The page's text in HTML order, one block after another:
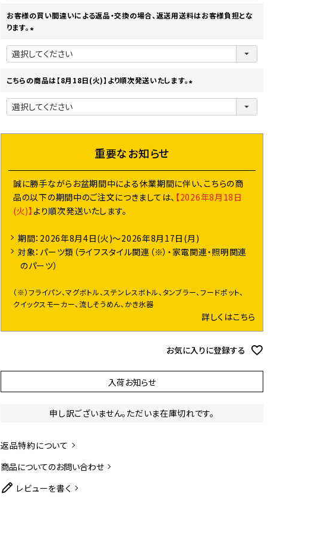
)
お客様の買い間違いによる返品・交換の場合、返送用送料はお客様負担とな
ります。
(
必
)
こちらの商品は【8月18日(火)】より順次発送いたします。
(
)
重要なお知らせ
誠に勝手ながらお盆期間中による休業期間に伴い、こちらの商
品の以下の期間中のご注文につきましては、 【2026年8月18日
(火)】 より順次発送いたします。
期間：2026年8月4日(火)～2026年8月17日(月)
対象：パーツ類（ライフスタイル関連（※）・家電関連・照明関連
のパーツ）
（※）フライパン、マグボトル、ステンレスボトル、タンブラー、フードポット、
クイックスモーカー、流しそうめん、かき氷器
詳しくはこちら
お気に入りに登録する
入荷お知らせ
申し訳ございません。ただいま在庫切れです。
返品特約について
商品についてのお問い合わせ
レビューを書く